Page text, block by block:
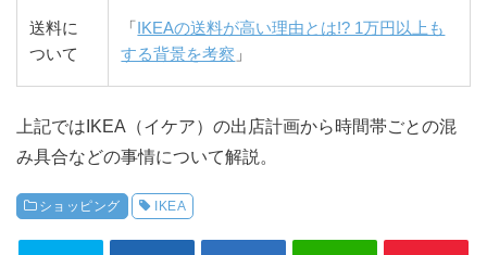
送料に
ついて
「
IKEAの送料が高い理由とは!? 1万円以上も
する背景を考察 」
上記ではIKEA（イケア）の出店計画から時間帯ごとの混
み具合などの事情について解説。
ショッピング IKEA